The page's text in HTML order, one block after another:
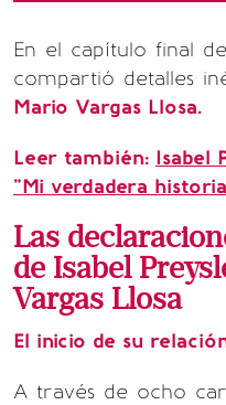
En el capítulo final
compartió detalles
Mario Vargas Llosa.
Leer también: Isabel
"Mi verdadera
Las
de Isabel
Vargas Llosa
El inicio de su
A través de ocho